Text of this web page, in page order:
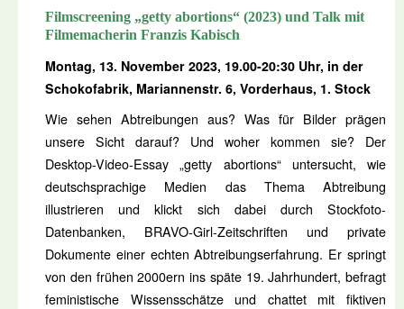
Filmscreening „getty abortions“ (2023) und Talk mit
Filmemacherin Franzis Kabisch
Montag, 13. November 2023, 19.00-20:30 Uhr, in der
Schokofabrik, Mariannenstr. 6, Vorderhaus, 1. Stock
Wie sehen Abtreibungen aus? Was für Bilder prägen
unsere Sicht darauf? Und woher kommen sie? Der
Desktop-Video-Essay „getty abortions“ untersucht, wie
deutschsprachige Medien das Thema Abtreibung
illustrieren und klickt sich dabei durch Stockfoto-
Datenbanken, BRAVO-Girl-Zeitschriften und private
Dokumente einer echten Abtreibungserfahrung. Er springt
von den frühen 2000ern ins späte 19. Jahrhundert, befragt
feministische Wissensschätze und chattet mit fiktiven